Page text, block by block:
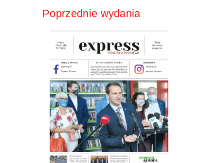
Poprzednie wydania